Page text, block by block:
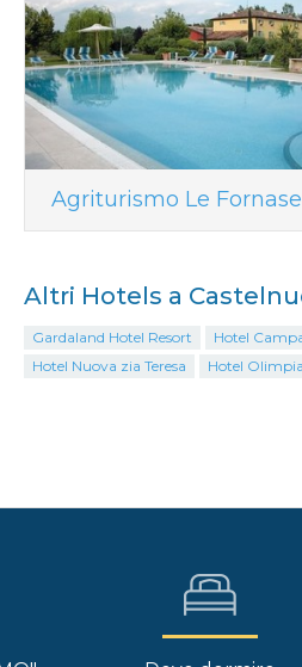
Agriturismo Le Fornase
Altri Hotels a
Gardaland Hotel Resort Hotel
Hotel Nuova zia Teresa
Hotel Olimpia